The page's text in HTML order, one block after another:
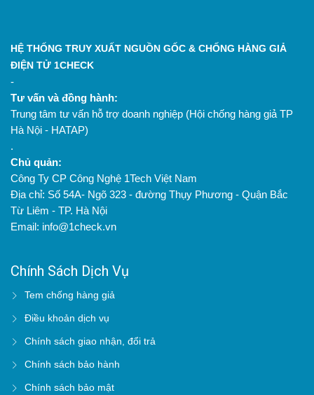
HỆ THỐNG TRUY XUẤT NGUỒN GỐC & CHỐNG HÀNG GIẢ
ĐIỆN TỬ 1CHECK
-
Tư vấn và đồng hành:
Trung tâm tư vấn hỗ trợ doanh nghiệp (Hội chống hàng giả TP
Hà Nội - HATAP)
.
Chủ quản:
Công Ty CP Công Nghệ 1Tech Việt Nam
Địa chỉ: Số 54A- Ngõ 323 - đường Thụy Phương - Quận Bắc
Từ Liêm - TP. Hà Nội
Email: info@1check.vn
Chính Sách Dịch Vụ
Tem chống hàng giả
Điều khoản dịch vụ
Chính sách giao nhận, đổi trả
Chính sách bảo hành
Chính sách bảo mật